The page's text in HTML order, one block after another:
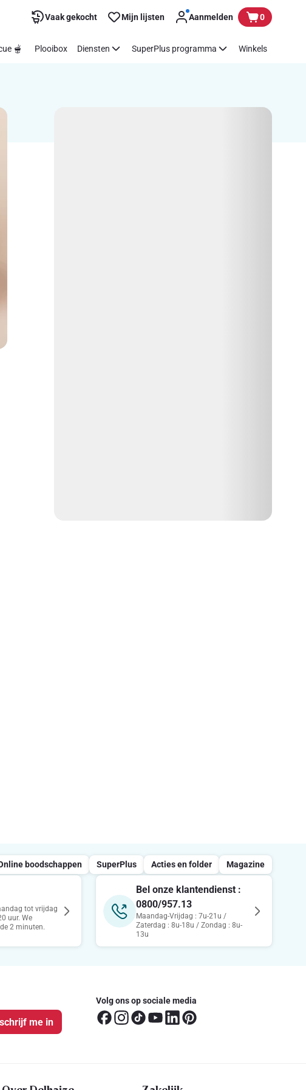
Vaak gekocht Mijn lijsten Aanmelden 0
🫕 Plooibox Diensten SuperPlus programma Winkels
boodschappen SuperPlus Acties en folder Magazine
tot vrijdag
uur. We
2 minuten.
Bel onze klantendienst :
0800/957.13
Maandag-Vrijdag : 7u-21u /
Zaterdag : 8u-18u / Zondag : 8u-
13u
me in
Volg ons op sociale media